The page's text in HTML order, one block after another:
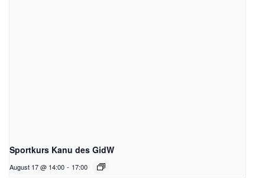
Sportkurs Kanu des GidW
August 17 @ 14:00 - 17:00